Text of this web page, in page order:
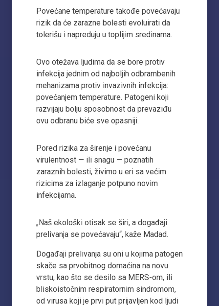
Povećane temperature takođe povećavaju
rizik da će zarazne bolesti evoluirati da
tolerišu i napreduju u toplijim sredinama.
Ovo otežava ljudima da se bore protiv
infekcija jednim od najboljih odbrambenih
mehanizama protiv invazivnih infekcija:
povećanjem temperature. Patogeni koji
razvijaju bolju sposobnost da prevaziđu
ovu odbranu biće sve opasniji.
Pored rizika za širenje i povećanu
virulentnost — ili snagu — poznatih
zaraznih bolesti, živimo u eri sa većim
rizicima za izlaganje potpuno novim
infekcijama.
„Naš ekološki otisak se širi, a događaji
prelivanja se povećavaju“, kaže Madad.
Događaji prelivanja su oni u kojima patogen
skače sa prvobitnog domaćina na novu
vrstu, kao što se desilo sa MERS-om, ili
bliskoistočnim respiratornim sindromom,
od virusa koji je prvi put prijavljen kod ljudi